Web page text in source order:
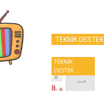
TEKNİK DESTEK
TEKNİK
DESTEK